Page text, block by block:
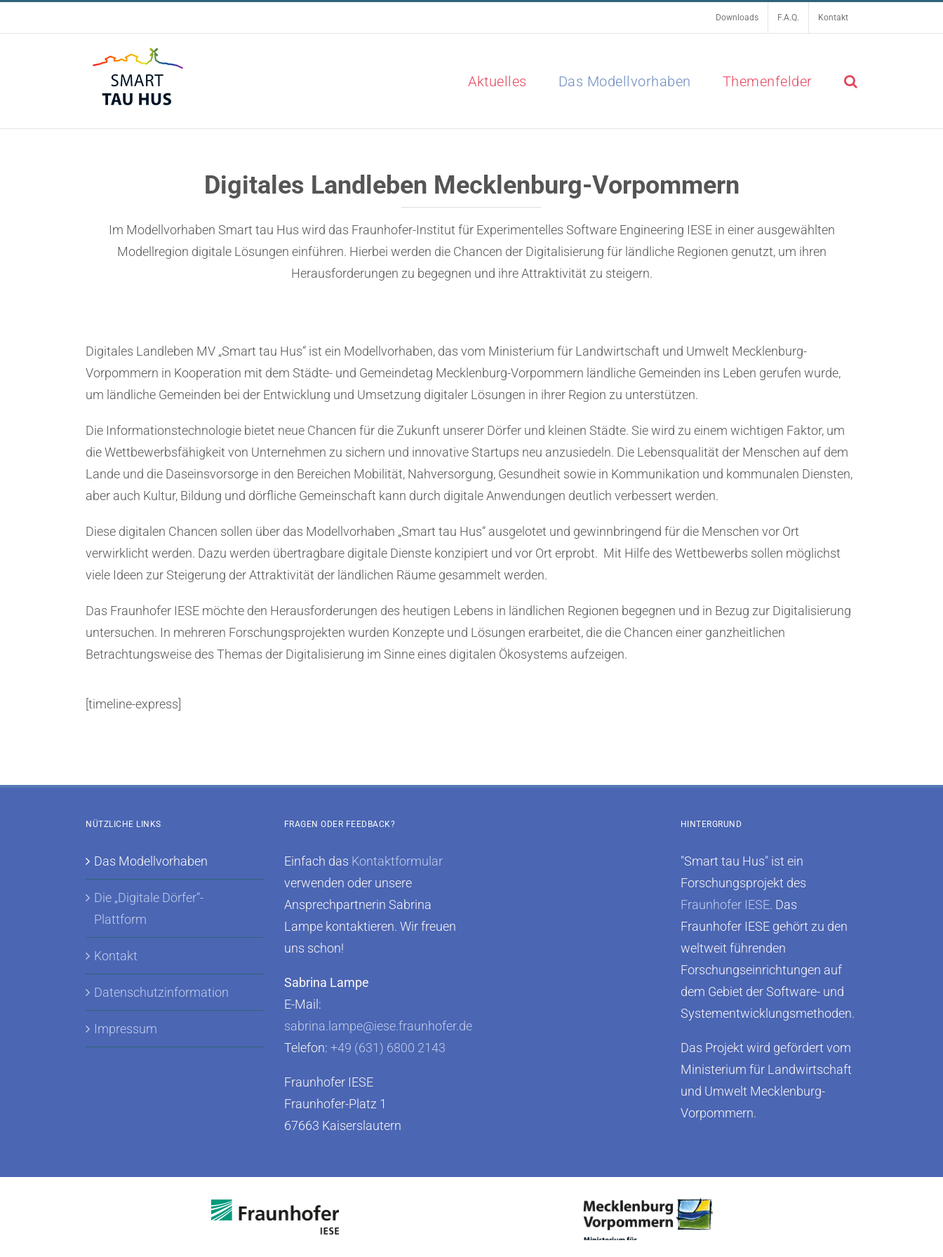
Inhalt
Downloads F.A.Q. Kontakt
Aktuelles Das Modellvorhaben Themenfelder
Digitales Landleben Mecklenburg-Vorpommern
Im Modellvorhaben Smart tau Hus wird das Fraunhofer-Institut für Experimentelles Software Engineering IESE in einer ausgewählten
Modellregion digitale Lösungen einführen. Hierbei werden die Chancen der Digitalisierung für ländliche Regionen genutzt, um ihren
Herausforderungen zu begegnen und ihre Attraktivität zu steigern.
Digitales Landleben MV „Smart tau Hus“ ist ein Modellvorhaben, das vom Ministerium für Landwirtschaft und Umwelt Mecklenburg-
Vorpommern in Kooperation mit dem Städte- und Gemeindetag Mecklenburg-Vorpommern ländliche Gemeinden ins Leben gerufen wurde,
um ländliche Gemeinden bei der Entwicklung und Umsetzung digitaler Lösungen in ihrer Region zu unterstützen.
Die Informationstechnologie bietet neue Chancen für die Zukunft unserer Dörfer und kleinen Städte. Sie wird zu einem wichtigen Faktor, um
die Wettbewerbsfähigkeit von Unternehmen zu sichern und innovative Startups neu anzusiedeln. Die Lebensqualität der Menschen auf dem
Lande und die Daseinsvorsorge in den Bereichen Mobilität, Nahversorgung, Gesundheit sowie in Kommunikation und kommunalen Diensten,
aber auch Kultur, Bildung und dörfliche Gemeinschaft kann durch digitale Anwendungen deutlich verbessert werden.
Diese digitalen Chancen sollen über das Modellvorhaben „Smart tau Hus“ ausgelotet und gewinnbringend für die Menschen vor Ort
verwirklicht werden. Dazu werden übertragbare digitale Dienste konzipiert und vor Ort erprobt. Mit Hilfe des Wettbewerbs sollen möglichst
viele Ideen zur Steigerung der Attraktivität der ländlichen Räume gesammelt werden.
Das Fraunhofer IESE möchte den Herausforderungen des heutigen Lebens in ländlichen Regionen begegnen und in Bezug zur Digitalisierung
untersuchen. In mehreren Forschungsprojekten wurden Konzepte und Lösungen erarbeitet, die die Chancen einer ganzheitlichen
Betrachtungsweise des Themas der Digitalisierung im Sinne eines digitalen Ökosystems aufzeigen.
[timeline-express]
NÜTZLICHE LINKS
Das Modellvorhaben
Die „Digitale Dörfer“-
Plattform
Kontakt
Datenschutzinformation
Impressum
FRAGEN ODER FEEDBACK?
Einfach das Kontaktformular
verwenden oder unsere
Ansprechpartnerin Sabrina
Lampe kontaktieren. Wir freuen
uns schon!
Sabrina Lampe
E-Mail:
sabrina.lampe@iese.fraunhofer.de
Telefon: +49 (631) 6800 2143
Fraunhofer IESE
Fraunhofer-Platz 1
67663 Kaiserslautern
HINTERGRUND
"Smart tau Hus" ist ein
Forschungsprojekt des
Fraunhofer IESE. Das
Fraunhofer IESE gehört zu den
weltweit führenden
Forschungseinrichtungen auf
dem Gebiet der Software- und
Systementwicklungsmethoden.
Das Projekt wird gefördert vom
Ministerium für Landwirtschaft
und Umwelt Mecklenburg-
Vorpommern.